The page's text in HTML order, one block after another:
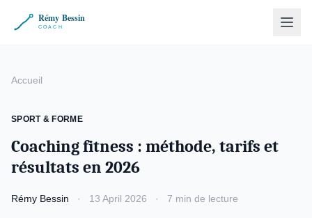
Accueil
SPORT & FORME
Coaching fitness : méthode, tarifs et
résultats en 2026
Rémy Bessin · 13 April 2026 · 7 min de lecture